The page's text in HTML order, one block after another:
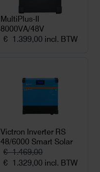
MultiPlus-II
8000VA/48V
€ 1.399,00 incl. BTW
Victron Inverter RS
48/6000 Smart Solar
€1.469,00
Oorspronkelijke
€ 1.329,00 Huidige
incl. BTW